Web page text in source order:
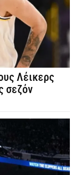
Λέικερς
σεζόν